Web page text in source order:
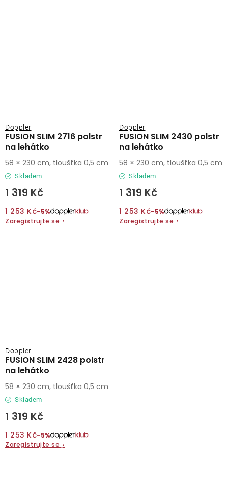
FUSION SLIM 2716 polstr
na lehátko
Doppler
Skladem
1 319 Kč
1 253 Kč−5%
Zaregistrujte se ›
58 × 230 cm, tloušťka 0,5 cm
FUSION SLIM 2430 polstr
na lehátko
Doppler
Skladem
1 319 Kč
1 253 Kč−5%
Zaregistrujte se ›
58 × 230 cm, tloušťka 0,5 cm
FUSION SLIM 2428 polstr
na lehátko
Doppler
Skladem
1 319 Kč
1 253 Kč−5%
Zaregistrujte se ›
58 × 230 cm, tloušťka 0,5 cm